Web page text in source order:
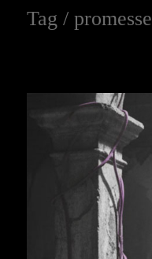
Tag / promesse